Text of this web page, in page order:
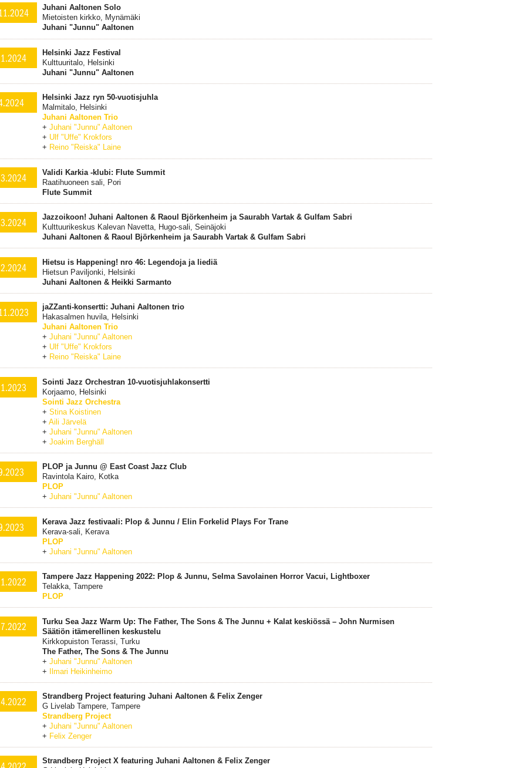
Juhani Aaltonen Solo
Mietoisten kirkko, Mynämäki
Juhani "Junnu" Aaltonen
Helsinki Jazz Festival
Kulttuuritalo, Helsinki
Juhani "Junnu" Aaltonen
Helsinki Jazz ryn 50-vuotisjuhla
Malmitalo, Helsinki
Juhani Aaltonen Trio
+ Juhani "Junnu" Aaltonen
+ Ulf "Uffe" Krokfors
+ Reino "Reiska" Laine
Validi Karkia -klubi: Flute Summit
Raatihuoneen sali, Pori
Flute Summit
Jazzoikoon! Juhani Aaltonen & Raoul Björkenheim ja Saurabh Vartak & Gulfam Sabri
Kulttuurikeskus Kalevan Navetta, Hugo-sali, Seinäjoki
Juhani Aaltonen & Raoul Björkenheim ja Saurabh Vartak & Gulfam Sabri
Hietsu is Happening! nro 46: Legendoja ja liediä
Hietsun Paviljonki, Helsinki
Juhani Aaltonen & Heikki Sarmanto
jaZZanti-konsertti: Juhani Aaltonen trio
Hakasalmen huvila, Helsinki
Juhani Aaltonen Trio
+ Juhani "Junnu" Aaltonen
+ Ulf "Uffe" Krokfors
+ Reino "Reiska" Laine
Sointi Jazz Orchestran 10-vuotisjuhlakonsertti
Korjaamo, Helsinki
Sointi Jazz Orchestra
+ Stina Koistinen
+ Aili Järvelä
+ Juhani "Junnu" Aaltonen
+ Joakim Berghäll
PLOP ja Junnu @ East Coast Jazz Club
Ravintola Kairo, Kotka
PLOP
+ Juhani "Junnu" Aaltonen
Kerava Jazz festivaali: Plop & Junnu / Elin Forkelid Plays For Trane
Kerava-sali, Kerava
PLOP
+ Juhani "Junnu" Aaltonen
Tampere Jazz Happening 2022: Plop & Junnu, Selma Savolainen Horror Vacui, Lightboxer
Telakka, Tampere
PLOP
Turku Sea Jazz Warm Up: The Father, The Sons & The Junnu + Kalat keskiössä – John Nurmisen
Säätiön itämerellinen keskustelu
Kirkkopuiston Terassi, Turku
The Father, The Sons & The Junnu
+ Juhani "Junnu" Aaltonen
+ Ilmari Heikinheimo
Strandberg Project featuring Juhani Aaltonen & Felix Zenger
G Livelab Tampere, Tampere
Strandberg Project
+ Juhani "Junnu" Aaltonen
+ Felix Zenger
Strandberg Project X featuring Juhani Aaltonen & Felix Zenger